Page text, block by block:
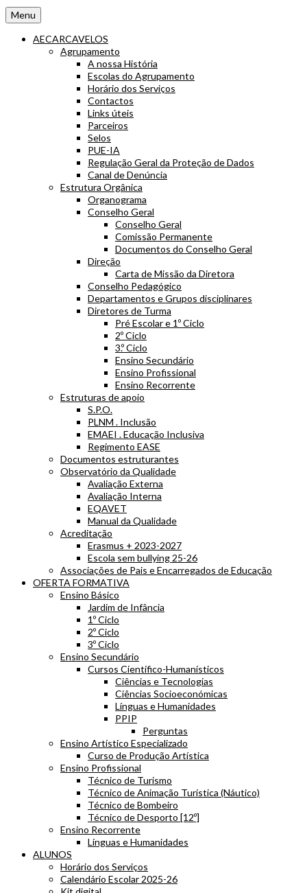
Menu
AECARCAVELOS
Agrupamento
A nossa História
Escolas do Agrupamento
Horário dos Serviços
Contactos
Links úteis
Parceiros
Selos
PUE-IA
Regulação Geral da Proteção de Dados
Canal de Denúncia
Estrutura Orgânica
Organograma
Conselho Geral
Conselho Geral
Comissão Permanente
Documentos do Conselho Geral
Direção
Carta de Missão da Diretora
Conselho Pedagógico
Departamentos e Grupos disciplinares
Diretores de Turma
Pré Escolar e 1º Ciclo
2º Ciclo
3.º Ciclo
Ensino Secundário
Ensino Profissional
Ensino Recorrente
Estruturas de apoio
S.P.O.
PLNM . Inclusão
EMAEI . Educação Inclusiva
Regimento EASE
Documentos estruturantes
Observatório da Qualidade
Avaliação Externa
Avaliação Interna
EQAVET
Manual da Qualidade
Acreditação
Erasmus + 2023-2027
Escola sem bullying 25-26
Associações de Pais e Encarregados de Educação
OFERTA FORMATIVA
Ensino Básico
Jardim de Infância
1º Ciclo
2º Ciclo
3º Ciclo
Ensino Secundário
Cursos Científico-Humanísticos
Ciências e Tecnologias
Ciências Socioeconómicas
Línguas e Humanidades
PPIP
Perguntas
Ensino Artístico Especializado
Curso de Produção Artística
Ensino Profissional
Técnico de Turismo
Técnico de Animação Turística (Náutico)
Técnico de Bombeiro
Técnico de Desporto [12º]
Ensino Recorrente
Línguas e Humanidades
ALUNOS
Horário dos Serviços
Calendário Escolar 2025-26